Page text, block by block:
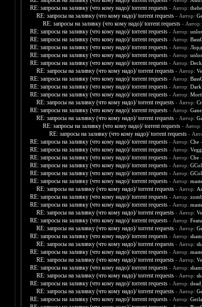
RE: запросы на заливку (что кому надо)/ torrent requests - Автор:
RE: запросы на заливку (что кому надо)/ torrent requests - Автор:
RE: запросы на заливку (что кому надо)/ torrent requests - Автор:
RE: запросы на заливку (что кому надо)/ torrent requests - Автор:
RE: запросы на заливку (что кому надо)/ torrent requests - Автор:
RE: запросы на заливку (что кому надо)/ torrent requests - Автор:
RE: запросы на заливку (что кому надо)/ torrent requests - Автор:
RE: запросы на заливку (что кому надо)/ torrent requests - Автор:
RE: запросы на заливку (что кому надо)/ torrent requests - Автор:
RE: запросы на заливку (что кому надо)/ torrent requests - Автор:
RE: запросы на заливку (что кому надо)/ torrent requests - Автор:
RE: запросы на заливку (что кому надо)/ torrent requests - Автор:
RE: запросы на заливку (что кому надо)/ torrent requests - Автор:
RE: запросы на заливку (что кому надо)/ torrent requests - Автор:
RE: запросы на заливку (что кому надо)/ torrent requests - Автор:
RE: запросы на заливку (что кому надо)/ torrent requests - Автор:
RE: запросы на заливку (что кому надо)/ torrent requests -
RE: запросы на заливку (что кому надо)/ torrent requests - Автор: Che-
RE: запросы на заливку (что кому надо)/ torrent requests - Автор:
RE: запросы на заливку (что кому надо)/ torrent requests - Автор: Che-
RE: запросы на заливку (что кому надо)/ torrent requests - Автор:
RE: запросы на заливку (что кому надо)/ torrent requests - Автор:
RE: запросы на заливку (что кому надо)/ torrent requests - Автор:
RE: запросы на заливку (что кому надо)/ torrent requests - Автор:
RE: запросы на заливку (что кому надо)/ torrent requests - Автор:
RE: запросы на заливку (что кому надо)/ torrent requests - Автор:
RE: запросы на заливку (что кому надо)/ torrent requests - Автор:
RE: запросы на заливку (что кому надо)/ torrent requests - Автор:
RE: запросы на заливку (что кому надо)/ torrent requests - Автор:
RE: запросы на заливку (что кому надо)/ torrent requests - Автор:
RE: запросы на заливку (что кому надо)/ torrent requests - Автор:
RE: запросы на заливку (что кому надо)/ torrent requests - Автор:
RE: запросы на заливку (что кому надо)/ torrent requests - Автор:
RE: запросы на заливку (что кому надо)/ torrent requests - Автор:
RE: запросы на заливку (что кому надо)/ torrent requests - Автор:
RE: запросы на заливку (что кому надо)/ torrent requests - Автор:
RE: запросы на заливку (что кому надо)/ torrent requests - Автор:
RE: запросы на заливку (что кому надо)/ torrent requests - Автор: